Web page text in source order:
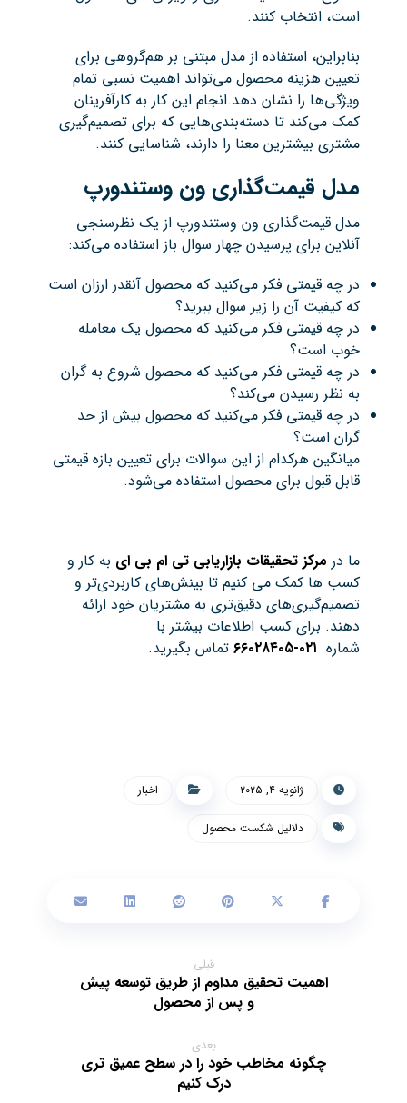
است، انتخاب کنند.
بنابراین، استفاده از مدل مبتنی بر هم‌گروهی برای
تعیین هزینه محصول می‌تواند اهمیت نسبی تمام
ویژگی‌ها را نشان دهد.انجام این کار به کارآفرینان
کمک می‌کند تا دسته‌بندی‌هایی که برای تصمیم‌گیری
مشتری بیشترین معنا را دارند، شناسایی کنند.
مدل قیمت‌گذاری ون وستندورپ
مدل قیمت‌گذاری ون وستندورپ از یک نظرسنجی
آنلاین برای پرسیدن چهار سوال باز استفاده می‌کند:
در چه قیمتی فکر می‌کنید که محصول آنقدر ارزان است
که کیفیت آن را زیر سوال ببرید؟
در چه قیمتی فکر می‌کنید که محصول یک معامله
خوب است؟
در چه قیمتی فکر می‌کنید که محصول شروع به گران
به نظر رسیدن می‌کند؟
در چه قیمتی فکر می‌کنید که محصول بیش از حد
گران است؟
میانگین هرکدام از این سوالات برای تعیین بازه قیمتی
قابل قبول برای محصول استفاده می‌شود.
ما در مرکز تحقیقات بازاریابی تی ام بی ای به کار و
کسب ها کمک می کنیم تا بینش‌های کاربردی‌تر و
تصمیم‌گیری‌های دقیق‌تری به مشتریان خود ارائه
دهند. برای کسب اطلاعات بیشتر با
شماره ۰۲۱-۶۶۰۲۸۴۰۵ تماس بگیرید.
ژانویه ۴, ۲۰۲۵ اخبار
دلالیل شکست محصول
قبلی
اهمیت تحقیق مداوم از طریق توسعه پیش
و پس از محصول
بعدی
چگونه مخاطب خود را در سطح عمیق تری
درک کنیم